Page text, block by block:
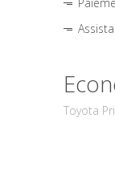
Toyota